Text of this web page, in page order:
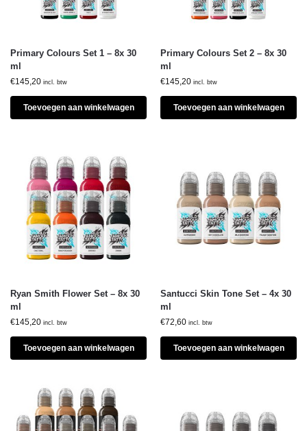
Primary Colours Set 1 – 8x 30
ml
€145,20 incl. btw
Toevoegen aan winkelwagen
Primary Colours Set 2 – 8x 30
ml
€145,20 incl. btw
Toevoegen aan winkelwagen
Ryan Smith Flower Set – 8x 30
ml
€145,20 incl. btw
Toevoegen aan winkelwagen
Santucci Skin Tone Set – 4x 30
ml
€72,60 incl. btw
Toevoegen aan winkelwagen